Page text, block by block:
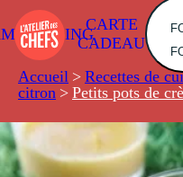
CARTE
CADEAU
Accueil > Recettes de
citron > Petits pots de